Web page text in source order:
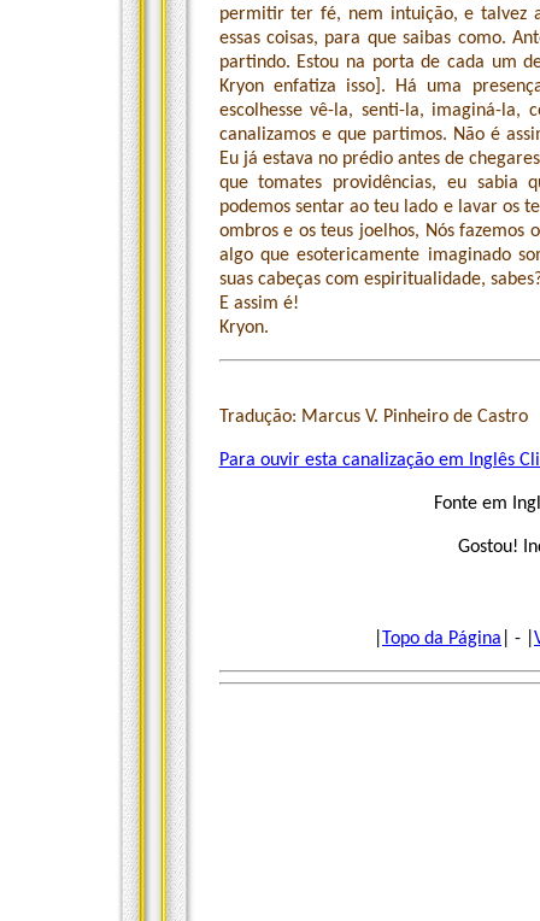
permitir ter fé, nem intuição, e talvez
essas coisas, para que saibas como.
partindo. Estou na porta de cada um
Kryon enfatiza isso]. Há uma
escolhesse vê-la, senti-la, imaginá-la,
canalizamos e que partimos. Não é
Eu já estava no prédio antes de
que tomates providências, eu sabia
podemos sentar ao teu lado e lavar os
ombros e os teus joelhos, Nós
algo que esotericamente imaginado
suas cabeças com espiritualidade,
E assim é!
Kryon.
Tradução: Marcus V. Pinheiro de Castro
Para ouvir esta canalização em Inglês
Fonte em
Gostou!
Topo da Página | - |